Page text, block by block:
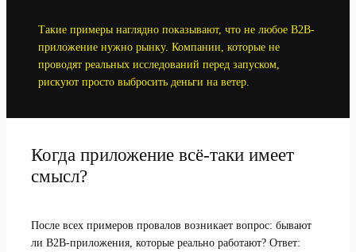
Такие примеры наглядно показывают, что не любое B2B-
приложение нужно рынку. Компании, которые не
проводят реальных исследований перед запуском,
рискуют просто выбросить деньги на ветер.
Когда приложение всё-таки имеет
смысл?
После всех примеров провалов возникает вопрос: бывают
ли B2B-приложения, которые реально работают? Ответ: